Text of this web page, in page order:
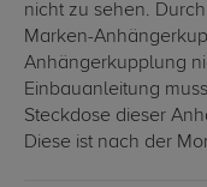
nicht zu sehen.
Marken-
Anhängerkupplung
Einbauanleitung
Steckdose dieser
Diese ist nach der